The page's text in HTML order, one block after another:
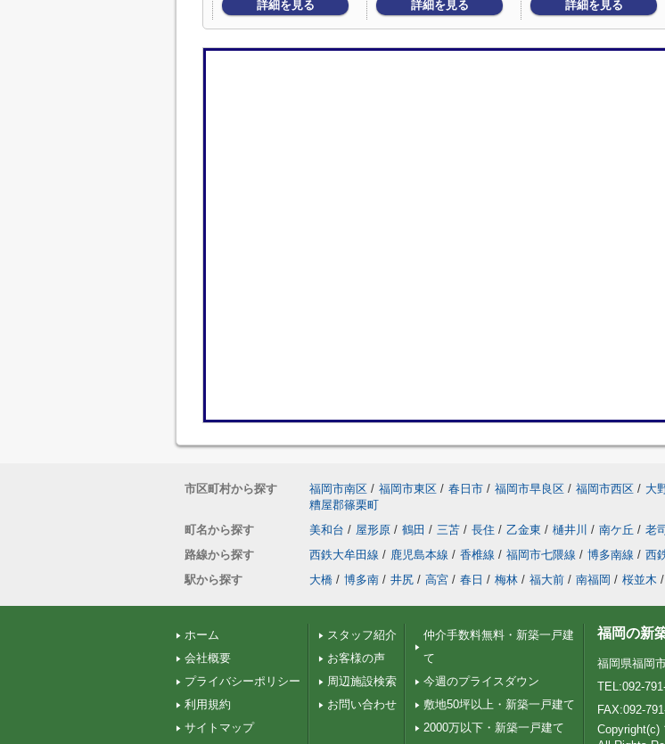
詳細を見る 詳細を見る 詳細を見る
市区町村から探す 福岡市南区 / 福岡市東区 / 春日市 / 福岡市早良区 / 福岡市西区 / 大
糟屋郡篠栗町
町名から探す
美和台 / 屋形原 / 鶴田 / 三苫 / 長住 / 乙金東 / 樋井川 / 南ケ丘 / 老司
路線から探す
西鉄大牟田線 / 鹿児島本線 / 香椎線 / 福岡市七隈線 / 博多南線 / 西
駅から探す
大橋 / 博多南 / 井尻 / 高宮 / 春日 / 梅林 / 福大前 / 南福岡 / 桜並木 /
ホーム
会社概要
プライバシーポリシー
利用規約
サイトマップ
スタッフ紹介
お客様の声
周辺施設検索
お問い合わせ
仲介手数料無料・新築一戸建
て
今週のプライスダウン
敷地50坪以上・新築一戸建て
2000万以下・新築一戸建て
福岡の新
福岡県福岡
TEL:092-
FAX:092-
Copyright(c)